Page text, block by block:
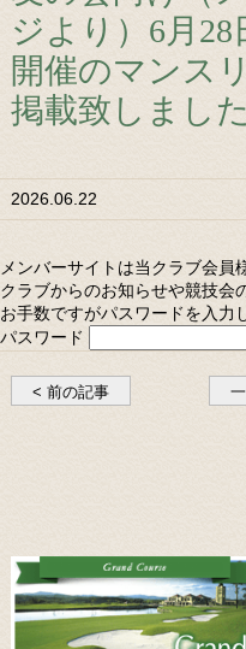
ジより）6月
開催のマンス
掲載致しました
2026.06.22
メンバーサイトは当クラブ会員
クラブからのお知らせや競技会
お手数ですがパスワードを入力
パスワード
< 前の記事